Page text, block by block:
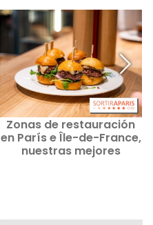
Zonas de restauración
en París e Île-de-France,
nuestras mejores